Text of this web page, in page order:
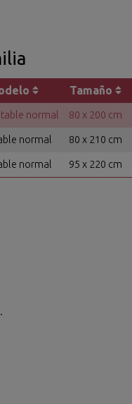
Tamaño
normal 80 x 200 cm
normal 80 x 210 cm
normal 95 x 220 cm